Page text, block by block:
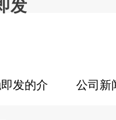
发
发的介 公司新